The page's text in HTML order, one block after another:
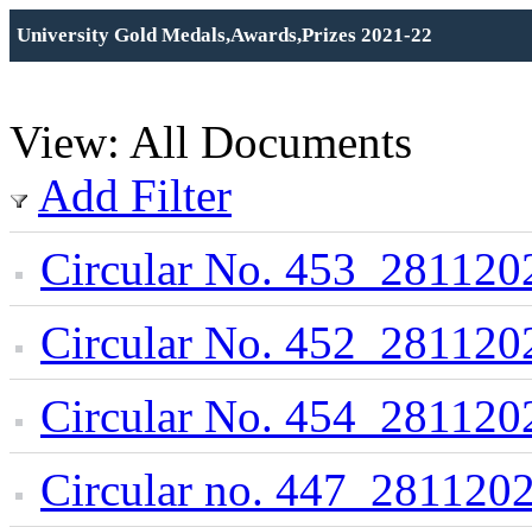
University Gold Medals,Awards,Prizes 2021-22
View: All Documents
Add Filter
Circular No.
Circular No.
Circular No.
Circular no.